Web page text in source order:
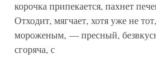
корочка припекается, пахнет
Отходит, мягчает, хотя уже не
мороженым, — пресный,
сгоряча, с